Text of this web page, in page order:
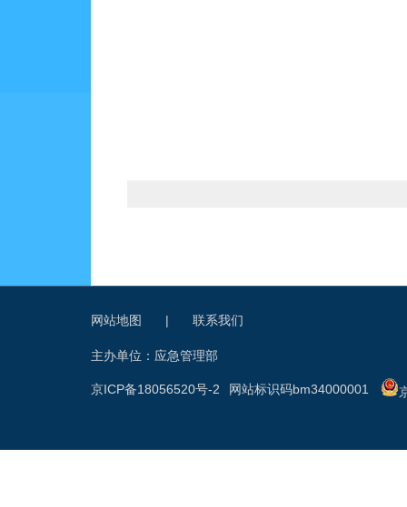
网站地图 | 联系我们
主办单位：应急管理部
网站标识码bm34000001
京ICP备18056520号-2